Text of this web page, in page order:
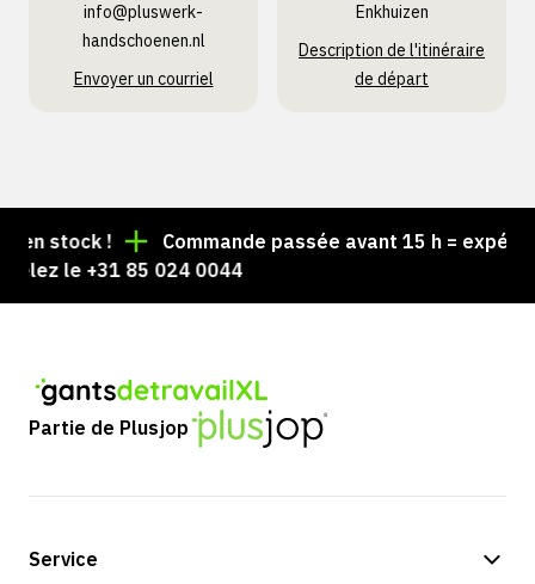
info@pluswerk­
handschoenen.nl
Envoyer un courriel
Enkhuizen
Description de l'itinéraire
de départ
stock !
Commande passée avant 15 h = expédiée
le +31 85 024 0044
Partie de Plusjop
Service